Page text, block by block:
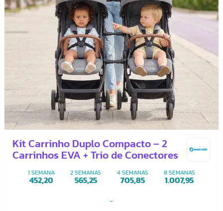
Kit Carrinho Duplo Compacto – 2
Carrinhos EVA + Trio de Conectores
1 SEMANA
452,20
2 SEMANAS
565,25
4 SEMANAS
705,85
8 SEMANAS
1.007,95
-